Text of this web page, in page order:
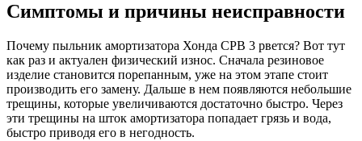
Симптомы и причины неисправности
Почему пыльник амортизатора Хонда СРВ 3 рвется? Вот тут
как раз и актуален физический износ. Сначала резиновое
изделие становится порепанным, уже на этом этапе стоит
производить его замену. Дальше в нем появляются небольшие
трещины, которые увеличиваются достаточно быстро. Через
эти трещины на шток амортизатора попадает грязь и вода,
быстро приводя его в негодность.